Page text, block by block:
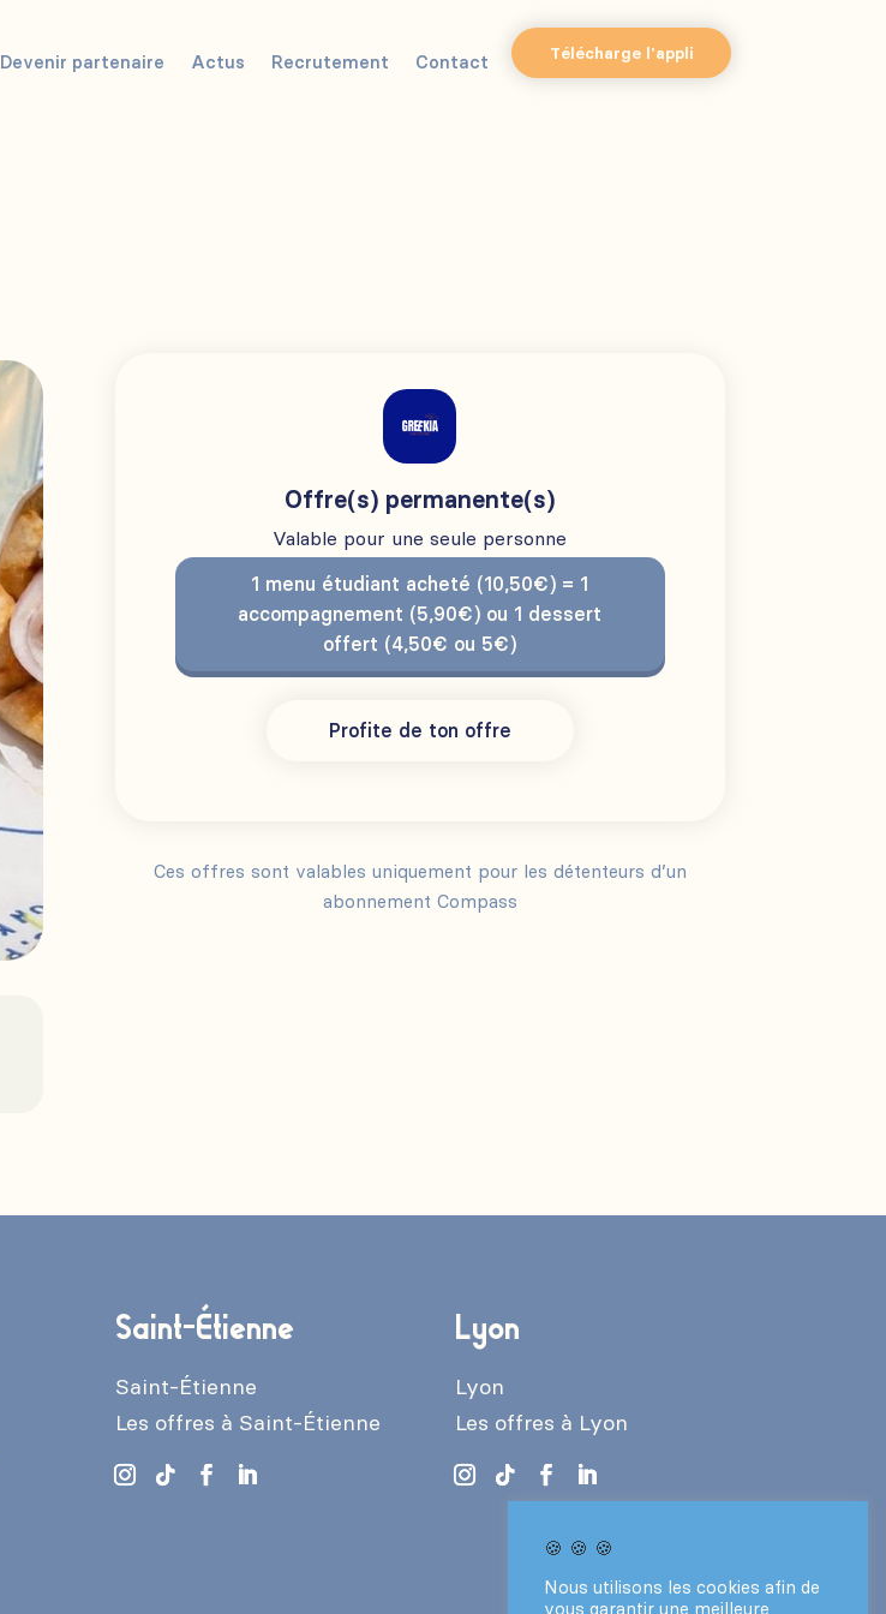
Devenir partenaire Actus Recrutement Contact Télécharge l'appli
Offre(s) permanente(s)
Valable pour une seule personne
1 menu étudiant acheté (10,50€) = 1
accompagnement (5,90€) ou 1 dessert
offert (4,50€ ou 5€)
Profite de ton offre
Ces offres sont valables uniquement pour les détenteurs d’un
abonnement Compass
Saint-Étienne
Saint-Étienne
Les offres à Saint-Étienne
Lyon
Lyon
Les offres à Lyon
🍪 🍪 🍪
Nous utilisons les cookies afin de
vous garantir une meilleure